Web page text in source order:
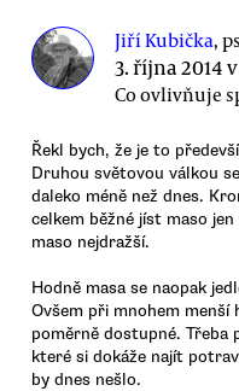
Jiří Kubička,
3. října 2014 v
Co ovlivňuje
Řekl bych, že je to
Druhou světovou válkou
daleko méně než dnes.
celkem běžné jíst maso
maso nejdražší.
Hodně masa se naopak
Ovšem při mnohem
poměrně dostupné. Třeba
které si dokáže najít
by dnes nešlo.